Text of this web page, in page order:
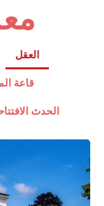
العقل
قاعة
الحدث